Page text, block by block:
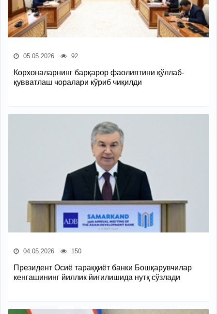
05.05.2026 92
Корхоналарнинг барқарор фаолиятини қўллаб-
қувватлаш чоралари кўриб чиқилди
04.05.2026 150
Президент Осиё тараққиёт банки Бошқарувчилар
кенгашининг йиллик йиғилишида нутқ сўзлади